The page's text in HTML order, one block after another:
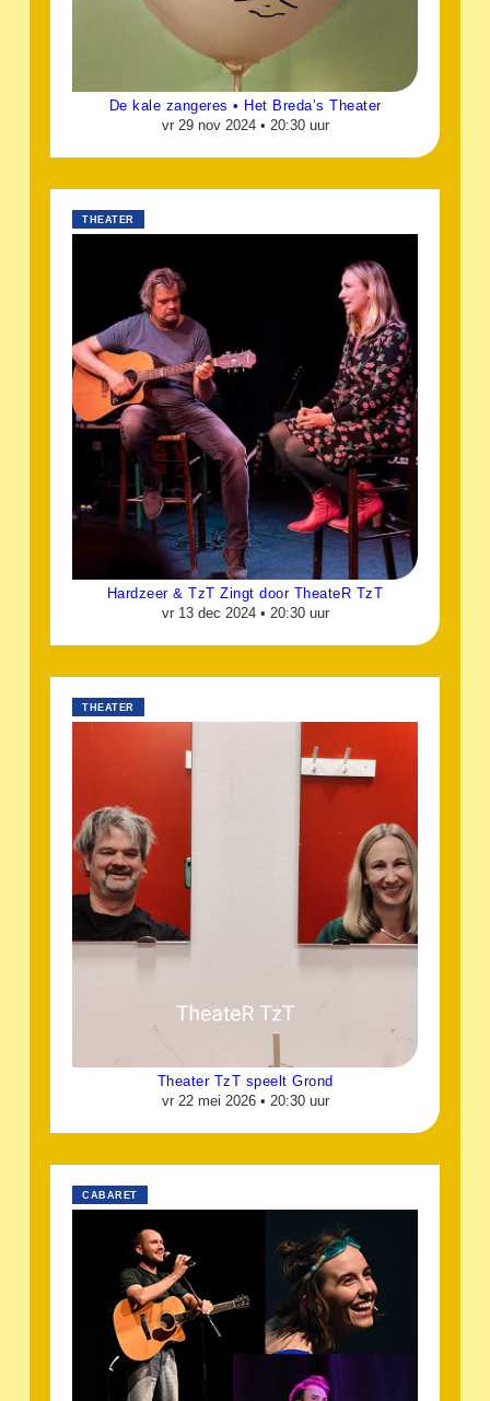
De kale zangeres • Het Breda’s Theater
vr 29 nov 2024 • 20:30 uur
THEATER
Hardzeer & TzT Zingt door TheateR TzT
vr 13 dec 2024 • 20:30 uur
THEATER
Theater TzT speelt Grond
vr 22 mei 2026 • 20:30 uur
CABARET